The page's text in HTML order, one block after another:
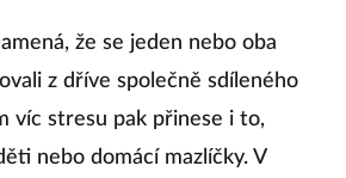
že se jeden nebo oba
z dříve společně sdíleného
víc stresu pak přinese i to,
nebo domácí mazlíčky. V